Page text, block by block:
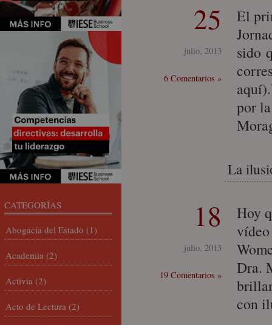
25
julio, 2013
6 Comentarios »
El
sido
por
La
18
julio, 2013
19 Comentarios »
Hoy
vídeo
Dra.
con
CATEGORÍAS
Abogacía del Estado (1)
Academia (2)
Activia (2)
Acto de Lectura (2)